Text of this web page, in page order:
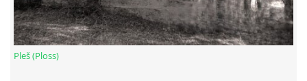
Pleš (Ploss)